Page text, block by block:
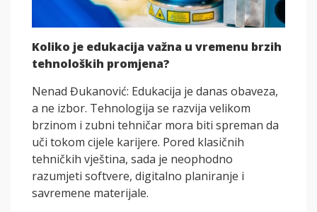
Koliko je edukacija važna u vremenu brzih
tehnoloških promjena?
Nenad Đukanović: Edukacija je danas obaveza,
a ne izbor. Tehnologija se razvija velikom
brzinom i zubni tehničar mora biti spreman da
uči tokom cijele karijere. Pored klasičnih
tehničkih vještina, sada je neophodno
razumjeti softvere, digitalno planiranje i
savremene materijale.